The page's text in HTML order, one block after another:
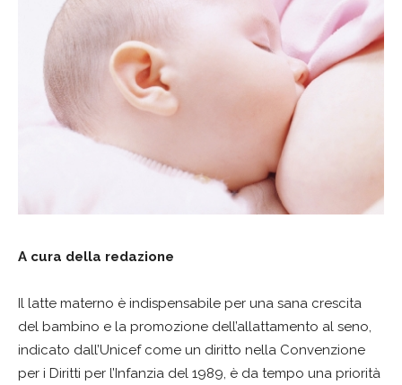
A cura della redazione
Il latte materno è indispensabile per una sana crescita
del bambino e la promozione dell’allattamento al seno,
indicato dall’Unicef come un diritto nella Convenzione
per i Diritti per l’Infanzia del 1989, è da tempo una priorità